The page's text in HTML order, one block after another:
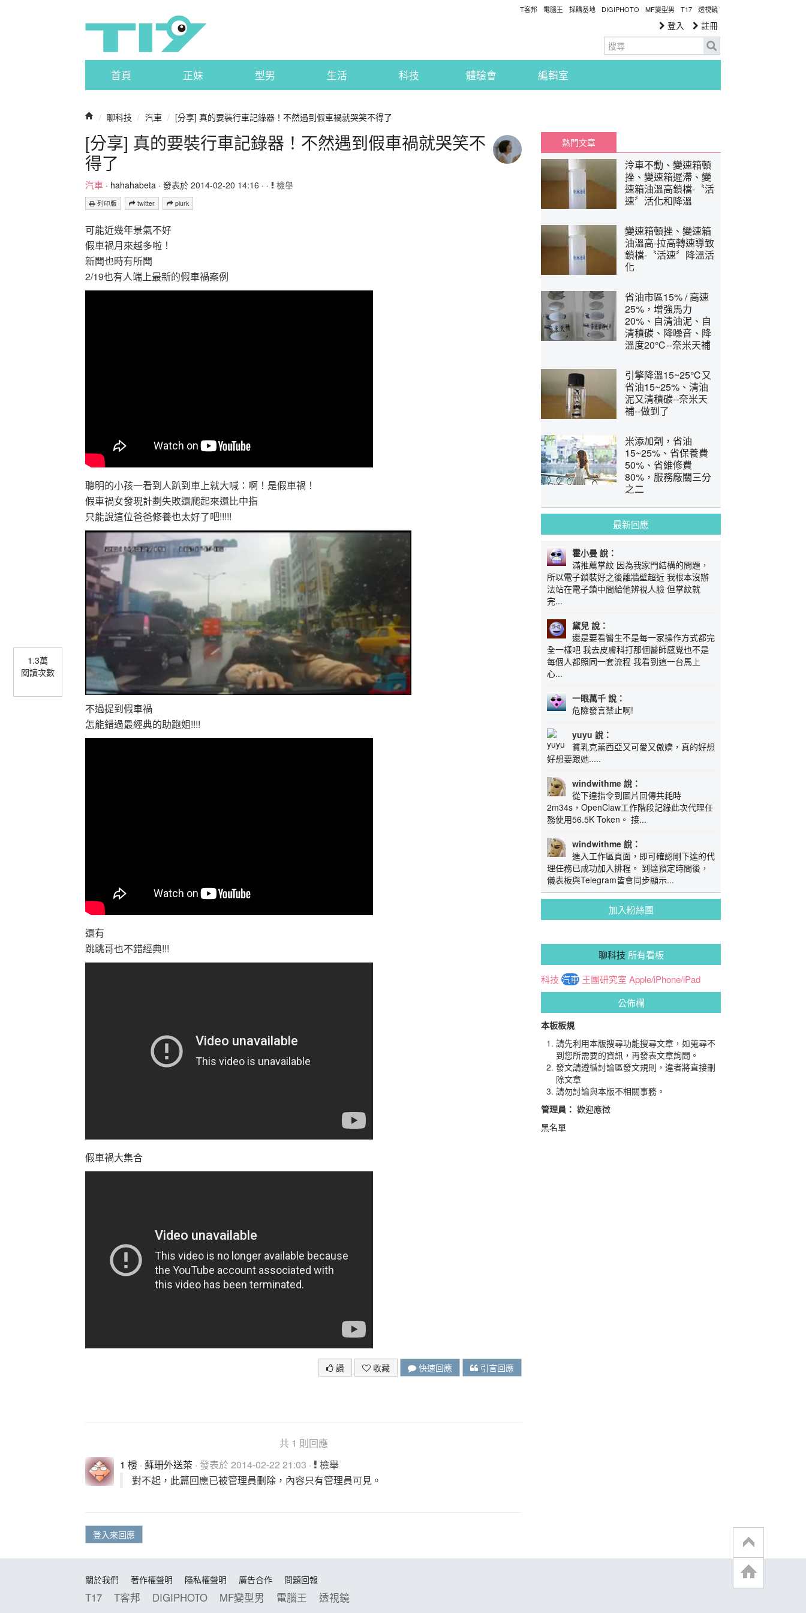
T客邦 電腦王 採購基地 DIGIPHOTO MF變型男 T17 透視鏡
登入 註冊
首頁 正妹 型男 生活 科技 體驗會 編輯室
/ 聊科技 / 汽車 / [分享] 真的要裝行車記錄器！不然遇到假車禍就哭笑不得了
[分享] 真的要裝行車記錄器！不然遇到假車禍就哭笑不
得了
汽車 · hahahabeta · 發表於 2014-02-20 14:16 · · 檢舉
列印版 twitter plurk
1.3萬
閱讀次數
可能近幾年景氣不好
假車禍月來越多啦！
新聞也時有所聞
2/19也有人端上最新的假車禍案例
聰明的小孩一看到人趴到車上就大喊：啊！是假車禍！
假車禍女發現計劃失敗還爬起來還比中指
只能說這位爸爸修養也太好了吧!!!!!
不過提到假車禍
怎能錯過最經典的助跑姐!!!!
還有
跳跳哥也不錯經典!!!
假車禍大集合
讚 收藏 快速回應 引言回應
共 1 則回應
1 樓 · 蘇珊外送茶 · 發表於 2014-02-22 21:03 ·
檢舉
對不起，此篇回應已被管理員刪除，內容只有管理員可見。
登入來回應
熱門文章
泠車不動、變速箱頓
挫、變速箱遲滯、變
速箱油溫高鎖檔-〝活
速〞活化和降溫
變速箱頓挫、變速箱
油溫高-拉高轉速導致
鎖檔-〝活速〞降溫活
化
省油市區15% / 高速
25%，增強馬力
20%、自清油泥、自
清積碳、降噪音、降
溫度20℃--奈米天補
引擎降溫15~25℃又
省油15~25%、清油
泥又清積碳--奈米天
補--做到了
米添加劑，省油
15~25%、省保養費
50%、省維修費
80%，服務廠關三分
之二
最新回應
霍小曼 說：
滿推薦掌紋 因為我家門結構的問題，
所以電子鎖裝好之後離牆壁超近 我根本沒辦
法站在電子鎖中間給他辨視人臉 但掌紋就
完...
黛兒 說：
還是要看醫生不是每一家操作方式都完
全一樣吧 我去皮膚科打那個醫師感覺也不是
每個人都照同一套流程 我看到這一台馬上
心...
一眼萬千 說：
危險發言禁止啊!
yuyu 說：
貧乳克蕾西亞又可愛又傲嬌，真的好想
好想要跟她.....
windwithme 說：
從下達指令到圖片回傳共耗時
2m34s，OpenClaw工作階段記錄此次代理任
務使用56.5K Token。 接...
windwithme 說：
進入工作區頁面，即可確認剛下達的代
理任務已成功加入排程。 到達預定時間後，
儀表板與Telegram皆會同步顯示...
加入粉絲團
聊科技 所有看板
科技 汽車 王團研究室 Apple/iPhone/iPad
公佈欄
本板板規
請先利用本版搜尋功能搜尋文章，如蒐尋不
到您所需要的資訊，再發表文章詢問。
發文請遵循討論區發文規則，違者將直接刪
除文章
請勿討論與本版不相關事務。
管理員： 歡迎應徵
黑名單
關於我們 著作權聲明 隱私權聲明 廣告合作 問題回報
T17 T客邦 DIGIPHOTO MF變型男 電腦王 透視鏡